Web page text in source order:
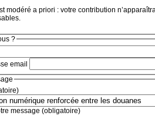
modéré a priori : votre contribution
?
email
message (obligatoire)